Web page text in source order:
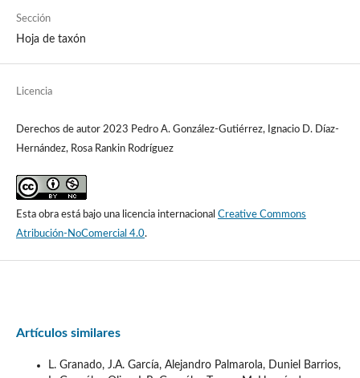
Sección
Hoja de taxón
Licencia
Derechos de autor 2023 Pedro A. González-Gutiérrez, Ignacio D. Díaz-
Hernández, Rosa Rankin Rodríguez
Esta obra está bajo una licencia internacional Creative Commons
Atribución-NoComercial 4.0.
Artículos similares
L. Granado, J.A. García, Alejandro Palmarola, Duniel Barrios,